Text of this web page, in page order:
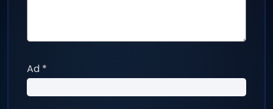
Ad *